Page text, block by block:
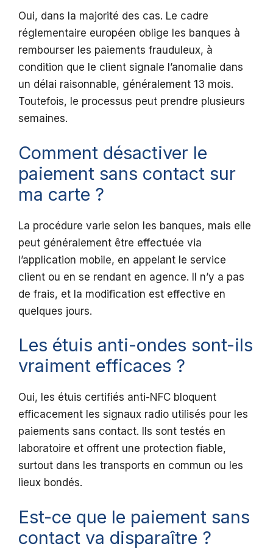
Oui, dans la majorité des cas. Le cadre
réglementaire européen oblige les banques à
rembourser les paiements frauduleux, à
condition que le client signale l’anomalie dans
un délai raisonnable, généralement 13 mois.
Toutefois, le processus peut prendre plusieurs
semaines.
Comment désactiver le
paiement sans contact sur
ma carte ?
La procédure varie selon les banques, mais elle
peut généralement être effectuée via
l’application mobile, en appelant le service
client ou en se rendant en agence. Il n’y a pas
de frais, et la modification est effective en
quelques jours.
Les étuis anti-ondes sont-ils
vraiment efficaces ?
Oui, les étuis certifiés anti-NFC bloquent
efficacement les signaux radio utilisés pour les
paiements sans contact. Ils sont testés en
laboratoire et offrent une protection fiable,
surtout dans les transports en commun ou les
lieux bondés.
Est-ce que le paiement sans
contact va disparaître ?